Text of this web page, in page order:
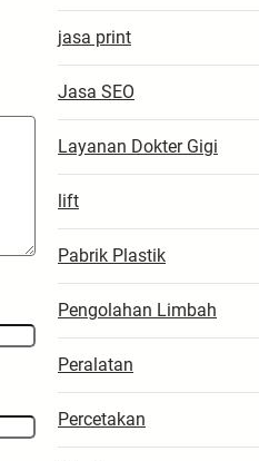
jasa print
Jasa SEO
Layanan Dokter Gigi
lift
Pabrik Plastik
Pengolahan Limbah
Peralatan
Percetakan